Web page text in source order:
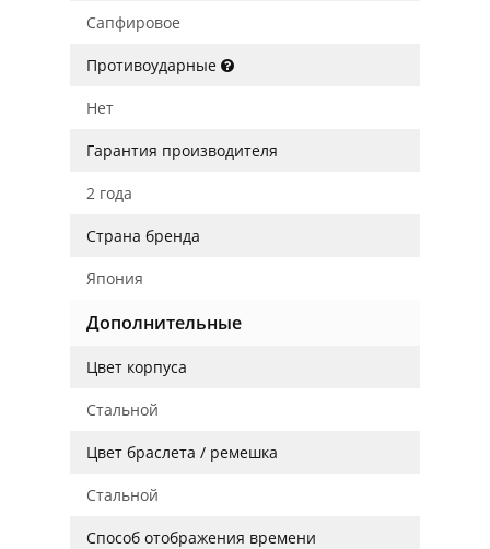
Сапфировое
Противоударные
Нет
Гарантия производителя
2 года
Страна бренда
Япония
Дополнительные
Цвет корпуса
Стальной
Цвет браслета / ремешка
Стальной
Способ отображения времени